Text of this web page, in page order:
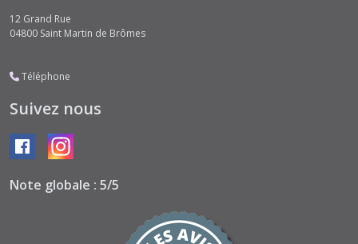
12 Grand Rue
04800 Saint Martin de Brômes
Téléphone
Suivez nous
Note globale : 5/5